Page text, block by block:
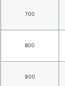
700
800
900